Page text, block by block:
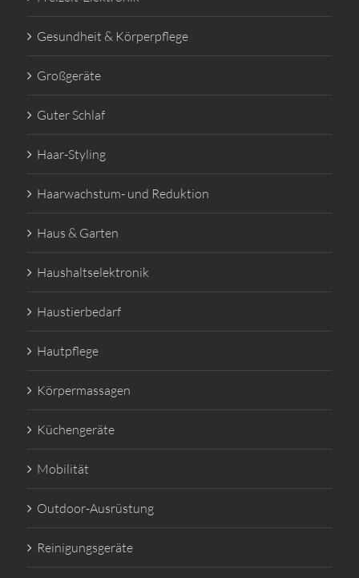
Gesundheit & Körperpflege
Großgeräte
Guter Schlaf
Haar-Styling
Haarwachstum- und Reduktion
Haus & Garten
Haushaltselektronik
Haustierbedarf
Hautpflege
Körpermassagen
Küchengeräte
Mobilität
Outdoor-Ausrüstung
Reinigungsgeräte